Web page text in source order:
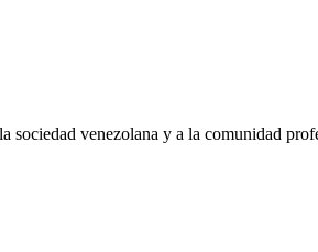
sociedad venezolana y a la comunidad